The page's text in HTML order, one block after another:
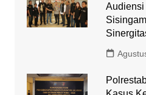
Audiensi